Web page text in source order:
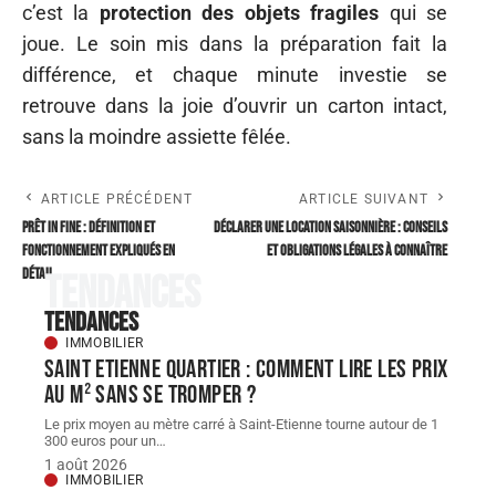
c’est la protection des objets fragiles qui se
joue. Le soin mis dans la préparation fait la
différence, et chaque minute investie se
retrouve dans la joie d’ouvrir un carton intact,
sans la moindre assiette fêlée.
ARTICLE PRÉCÉDENT
Prêt in fine : définition et
fonctionnement expliqués en
détail
ARTICLE SUIVANT
Déclarer une location saisonnière : conseils
et obligations légales à connaître
Tendances
Tendances
IMMOBILIER
Saint Etienne quartier : comment lire les prix
au m² sans se tromper ?
Le prix moyen au mètre carré à Saint-Etienne tourne autour de 1
300 euros pour un…
1 août 2026
IMMOBILIER